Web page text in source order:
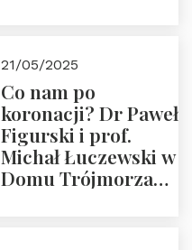
Zapraszamy do
zapisów.
21/05/2025
Co nam po
koronacji? Dr Paweł
Figurski i prof.
Michał Łuczewski w
Domu Trójmorza